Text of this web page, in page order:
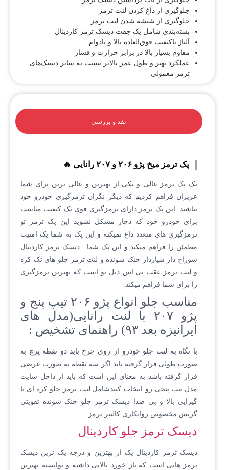
جلوگیری از داغ کردن لنت ترمز
جلوگیری از شیشه شدن لنت ترمز
بسته‌بندی شامل یک جفت دیسک ترمز کاردینال
آلیاژ باکیفیت فوق‌العاده بالا و بادوام
مقاوم بسیار بالا در برابر حرارت و فشار
عملکرد بهتر و طول عمر بالاتر نسبت به سایر دیسک‌های
ترمز معمولی
نقد و بررسی
پک ترمز میخ پژو ۲۰۶ و ۲۰۷ رانایی 🔥
یک پک ترمز عالی و یکی از بهترین و عالی ترین برای شما
عزیزان فراهم کردیم که دیگر نگران ترمزگیری خودرو خود
نباشید این پک ترمز دارای ترمزگیری قوی یک کیفیت مناسب
برای خودرو خود که دچار مشکل نشوید این پک ترمز تو
ترمزگیری های متعدد داغ نمیکنه و این پک به شما یک امنیت
مطمئن را فراهم میکند و این پک شما : دیسک ترمز کاردینال
سوراخ دار شیاردار خنک شونده و لنت ترمز جلو های تک کره
و لنت ترمز عقب پی اس دبل یو است که بهترین ترمزگیری
را برای شما فراهم میکند.
مناسب جلو انواع پژو ۲۰۶ تیپ پنج و
پژو ۲۰۷ با لنت رانایی(مدل های
ایرانیزه بعد ۹۳) راهنمای تشخیص :
با نگاه به لنت جلو خودرو از روی چرخ باید دو نقطه پرچ به
صورت طولی قرار گرفته باید اگر سه نقطه به صورت عرضی
قرار گرفته باشد به معنای این است که باید از داخل سایت
مدل تیپ پنجی رو انتخاب کنیدشامل لنت ترمز جلو کره ای با
گیرایی بالا و بی صدا دیسک ترمز جلو خنک شونده تقویتی
گریس مخصوص روانکاری کالیپر ترمز
دیسک ترمز جلو کاردینال
دیسک ترمز کاردینال یک از بهترین و درجه یک ترین دیسک
ترمز هایی است که باز خورد بالایی داشته و توانسته بهترین